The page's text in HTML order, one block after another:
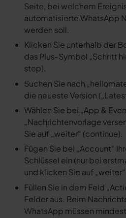
Seite, bei welchem
automatisierte WhatsApp
werden soll.
Klicken Sie unterhalb der
das Plus-Symbol „Schritt
step).
Suchen Sie nach
die neueste Version
Wählen Sie bei „App &
„Nachrichtenvorlage
Sie auf „weiter“ (continue).
Fügen Sie bei „Account“
Schlüssel ein (nur bei
und klicken Sie auf
Füllen Sie in dem Feld
Felder aus. Beim
WhatsApp müssen